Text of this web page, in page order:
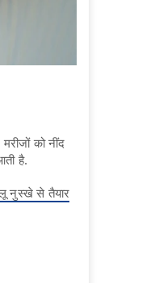
को नींद
है.
नुस्‍खे से तैयार